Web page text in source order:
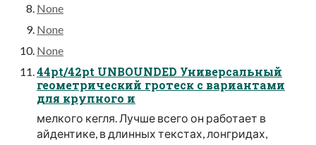
None
None
None
44pt/42pt UNBOUNDED Универсальный
геометрический гротеск с вариантами
для крупного и
мелкого кегля. Лучше всего он работает в
айдентике, в длинных текстах, лонгридах,